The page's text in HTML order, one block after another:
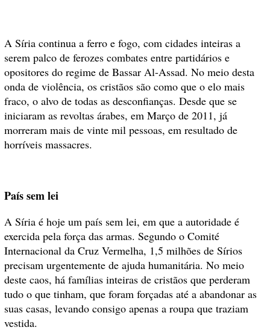
A Síria continua a ferro e fogo, com cidades inteiras a
serem palco de ferozes combates entre partidários e
opositores do regime de Bassar Al-Assad. No meio desta
onda de violência, os cristãos são como que o elo mais
fraco, o alvo de todas as desconfianças. Desde que se
iniciaram as revoltas árabes, em Março de 2011, já
morreram mais de vinte mil pessoas, em resultado de
horríveis massacres.
País sem lei
A Síria é hoje um país sem lei, em que a autoridade é
exercida pela força das armas. Segundo o Comité
Internacional da Cruz Vermelha, 1,5 milhões de Sírios
precisam urgentemente de ajuda humanitária. No meio
deste caos, há famílias inteiras de cristãos que perderam
tudo o que tinham, que foram forçadas até a abandonar as
suas casas, levando consigo apenas a roupa que traziam
vestida.